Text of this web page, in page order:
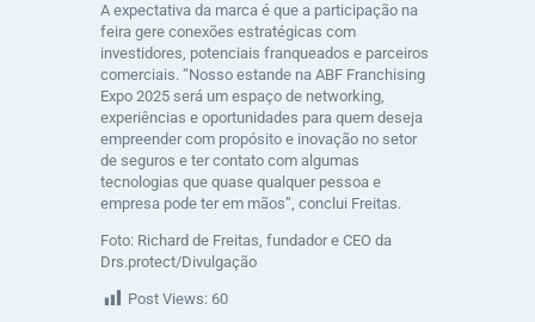
A expectativa da marca é que a participação na
feira gere conexões estratégicas com
investidores, potenciais franqueados e parceiros
comerciais. “Nosso estande na ABF Franchising
Expo 2025 será um espaço de networking,
experiências e oportunidades para quem deseja
empreender com propósito e inovação no setor
de seguros e ter contato com algumas
tecnologias que quase qualquer pessoa e
empresa pode ter em mãos”, conclui Freitas.
Foto: Richard de Freitas, fundador e CEO da
Drs.protect/Divulgação
Post Views: 60